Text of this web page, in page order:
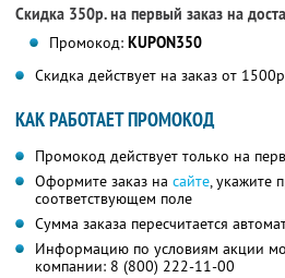
Скидка 350р. на первый заказ на
Промокод: KUPON350
Скидка действует на заказ от
КАК РАБОТАЕТ ПРОМОКОД
Промокод действует только на
Оформите заказ на сайте, укажите
соответствующем поле
Сумма заказа пересчитается
Информацию по условиям акции
компании: 8 (800) 222-11-00